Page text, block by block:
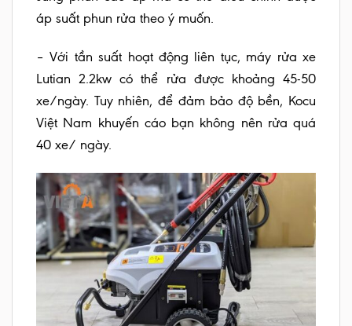
áp suất phun rửa theo ý muốn.
– Với tần suất hoạt động liên tục, máy rửa xe
Lutian 2.2kw có thể rửa được khoảng 45-50
xe/ngày. Tuy nhiên, để đảm bảo độ bền, Kocu
Việt Nam khuyến cáo bạn không nên rửa quá
40 xe/ ngày.